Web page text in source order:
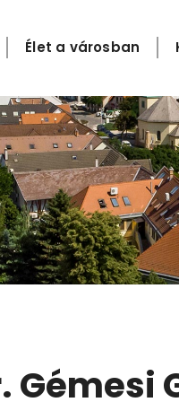
Élet a városban